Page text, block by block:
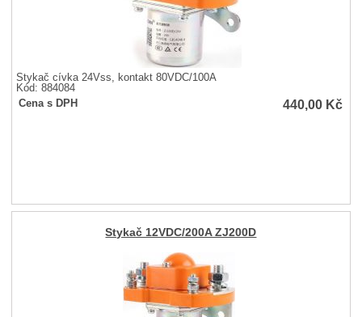
Stykač cívka 24Vss, kontakt 80VDC/100A
Kód: 884084
Cena s DPH
440,00 Kč
Stykač 12VDC/200A ZJ200D